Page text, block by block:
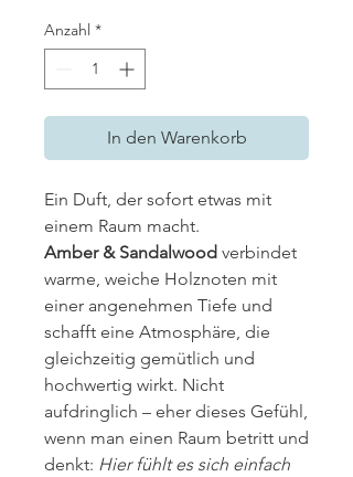
Anzahl *
In den Warenkorb
Ein Duft, der sofort etwas mit
einem Raum macht.
Amber & Sandalwood verbindet
warme, weiche Holznoten mit
einer angenehmen Tiefe und
schafft eine Atmosphäre, die
gleichzeitig gemütlich und
hochwertig wirkt. Nicht
aufdringlich – eher dieses Gefühl,
wenn man einen Raum betritt und
denkt: Hier fühlt es sich einfach